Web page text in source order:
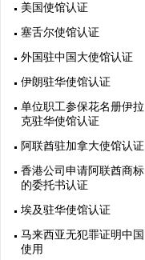
美国使馆认证
塞舌尔使馆认证
外国驻中国大使馆认证
伊朗驻华使馆认证
单位职工参保花名册伊拉
克驻华使馆认证
阿联酋驻加拿大使馆认证
香港公司申请阿联酋商标
的委托书认证
埃及驻华使馆认证
马来西亚无犯罪证明中国
使用